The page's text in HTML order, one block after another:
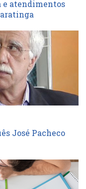
e atendimentos
José Pacheco